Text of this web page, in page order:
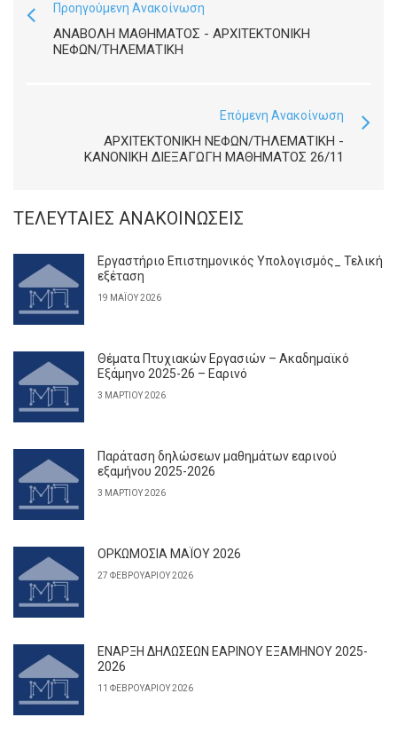
Προηγούμενη Ανακοίνωση
ΑΝΑΒΟΛΉ ΜΑΘΉΜΑΤΟΣ - ΑΡΧΙΤΕΚΤΟΝΙΚΉ
ΝΕΦΏΝ/ΤΗΛΕΜΑΤΙΚΉ
Επόμενη Ανακοίνωση
ΑΡΧΙΤΕΚΤΟΝΙΚΉ ΝΕΦΏΝ/ΤΗΛΕΜΑΤΙΚΉ -
ΚΑΝΟΝΙΚΉ ΔΙΕΞΑΓΩΓΉ ΜΑΘΉΜΑΤΟΣ 26/11
ΤΕΛΕΥΤΑΊΕΣ ΑΝΑΚΟΙΝΏΣΕΙΣ
Εργαστήριο Επιστημονικός Υπολογισμός_ Τελική
εξέταση
19 ΜΑΪ́ΟΥ 2026
Θέματα Πτυχιακών Εργασιών – Ακαδημαϊκό
Εξάμηνο 2025-26 – Εαρινό
3 ΜΑΡΤΊΟΥ 2026
Παράταση δηλώσεων μαθημάτων εαρινού
εξαμήνου 2025-2026
3 ΜΑΡΤΊΟΥ 2026
ΟΡΚΩΜΟΣΙΑ ΜΑΪΟΥ 2026
27 ΦΕΒΡΟΥΑΡΊΟΥ 2026
ΕΝΑΡΞΗ ΔΗΛΩΣΕΩΝ ΕΑΡΙΝΟΥ ΕΞΑΜΗΝΟΥ 2025-
2026
11 ΦΕΒΡΟΥΑΡΊΟΥ 2026